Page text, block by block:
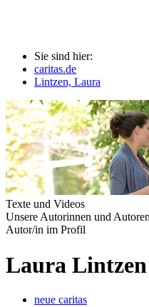
Sie sind hier:
caritas.de
Lintzen, Laura
Texte und Videos
Unsere Autorinnen und Autoren
Autor/in im Profil
Laura Lintzen
neue caritas